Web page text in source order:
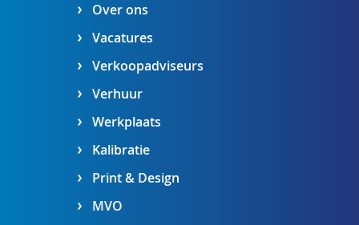
Over ons
Vacatures
Verkoopadviseurs
Verhuur
Werkplaats
Kalibratie
Print & Design
MVO